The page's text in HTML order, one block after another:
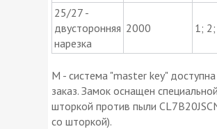
25/27 -
двусторонняя
нарезка
2000 1;
M - система "master key"
заказ. Замок оснащен специальной
шторкой против пыли
co шторкой).